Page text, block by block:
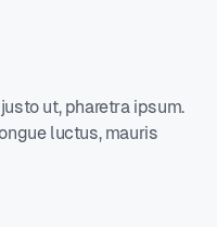
ut, pharetra ipsum.
luctus, mauris